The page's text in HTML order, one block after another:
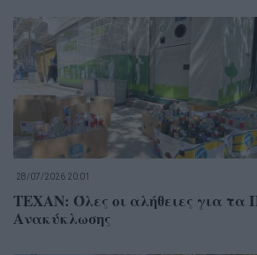
28/07/2026 20:01
ΤΕΧΑΝ: Όλες οι αλήθειες για τα
Ανακύκλωσης